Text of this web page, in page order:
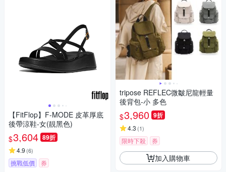
【FitFlop】F-MODE 皮革厚底
後帶涼鞋-女(靚黑色)
$3,604 89折
4.9 (6)
挑戰低價 券
tripose REFLEC微皺尼龍輕量
後背包-小 多色
$3,960 9折
4.3 (1)
限時下殺 券
加入購物車